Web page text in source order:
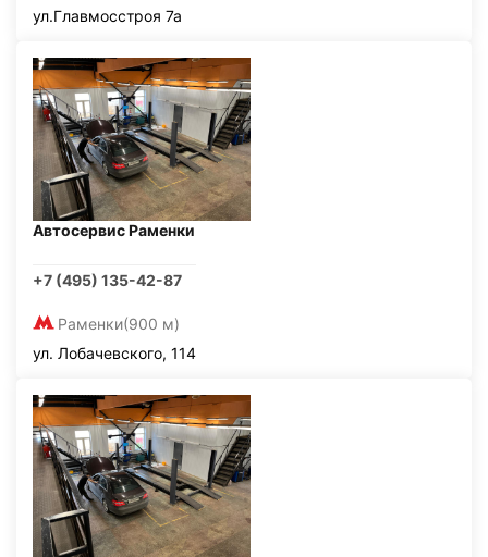
ул.Главмосстроя 7а
Автосервис Раменки
+7 (495) 135-42-87
Раменки(900 м)
ул. Лобачевского, 114